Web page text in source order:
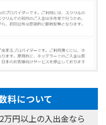
料について
2万円以上の入出金なら